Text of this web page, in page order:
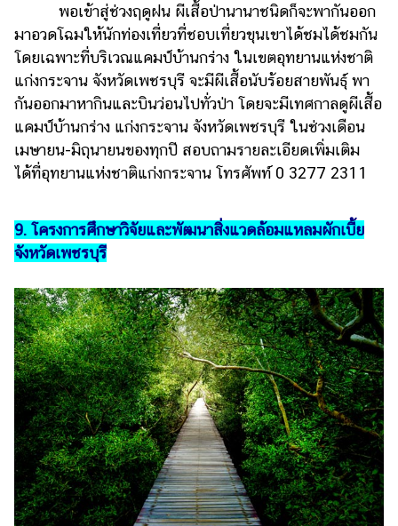
พอเข้าสู่ช่วงฤดูฝน ผีเสื้อป่านานาชนิดก็จะพากันออก
มาอวดโฉมให้นักท่องเที่ยวที่ชอบเที่ยวขุนเขาได้ชมได้ชมกัน
โดยเฉพาะที่บริเวณแคมป์บ้านกร่าง ในเขตอุทยานแห่งชาติ
แก่งกระจาน จังหวัดเพชรบุรี จะมีผีเสื้อนับร้อยสายพันธุ์ พา
กันออกมาหากินและบินว่อนไปทั่วป่า โดยจะมีเทศกาลดูผีเสื้อ
แคมป์บ้านกร่าง แก่งกระจาน จังหวัดเพชรบุรี ในช่วงเดือน
เมษายน-มิถุนายนของทุกปี สอบถามรายละเอียดเพิ่มเติม
ได้ที่อุทยานแห่งชาติแก่งกระจาน โทรศัพท์ 0 3277 2311
9. โครงการศึกษาวิจัยและพัฒนาสิ่งแวดล้อมแหลมผักเบี้ย
จังหวัดเพชรบุรี